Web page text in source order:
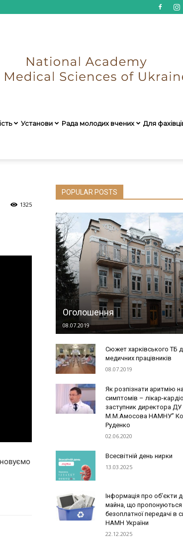
Установи Рада молодих вчених Для
1325
POPULAR POSTS
Оголошення
08.07.2019
Сюжет харківського ТБ
медичних працівників
08.07.2019
Як розпізнати аритмію
симптомів – лікар-
заступник директора ДУ
М.М.Амосова НАМНУ”
Руденко
02.06.2020
Всесвітній день нирки
13.03.2025
Інформація про обʼєкти
майна, що пропонуються
безоплатної передачі в
НАМН України
22.12.2025